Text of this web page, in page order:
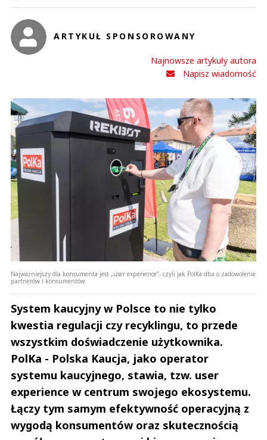
ARTYKUŁ SPONSOROWANY
Najnowsze artykuły autora
Napisz wiadomość
Najważniejszy dla konsumenta jest „user experience”, czyli jak PolKa dba o zadowolenie
partnerów i konsumentów
System kaucyjny w Polsce to nie tylko
kwestia regulacji czy recyklingu, to przede
wszystkim doświadczenie użytkownika.
PolKa - Polska Kaucja, jako operator
systemu kaucyjnego, stawia, tzw. user
experience w centrum swojego ekosystemu.
Łączy tym samym efektywność operacyjną z
wygodą konsumentów oraz skutecznością